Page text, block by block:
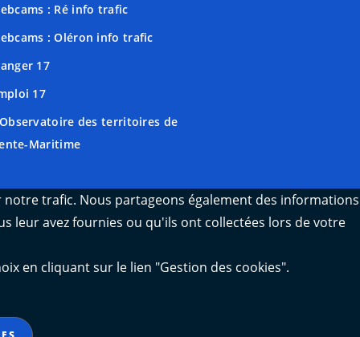
: Ré info trafic
: Oléron info trafic
17
17
des territoires de
Maritime
trafic. Nous partageons également des informations
leur avez fournies ou qu'ils ont collectées lors de votre
en cliquant sur le lien "Gestion des cookies".